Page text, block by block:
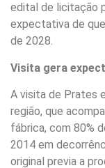
edital de licitação
expectativa de
de 2028.
Visita gera
A visita de Prates
região, que
fábrica, com 80%
2014 em
original previa a